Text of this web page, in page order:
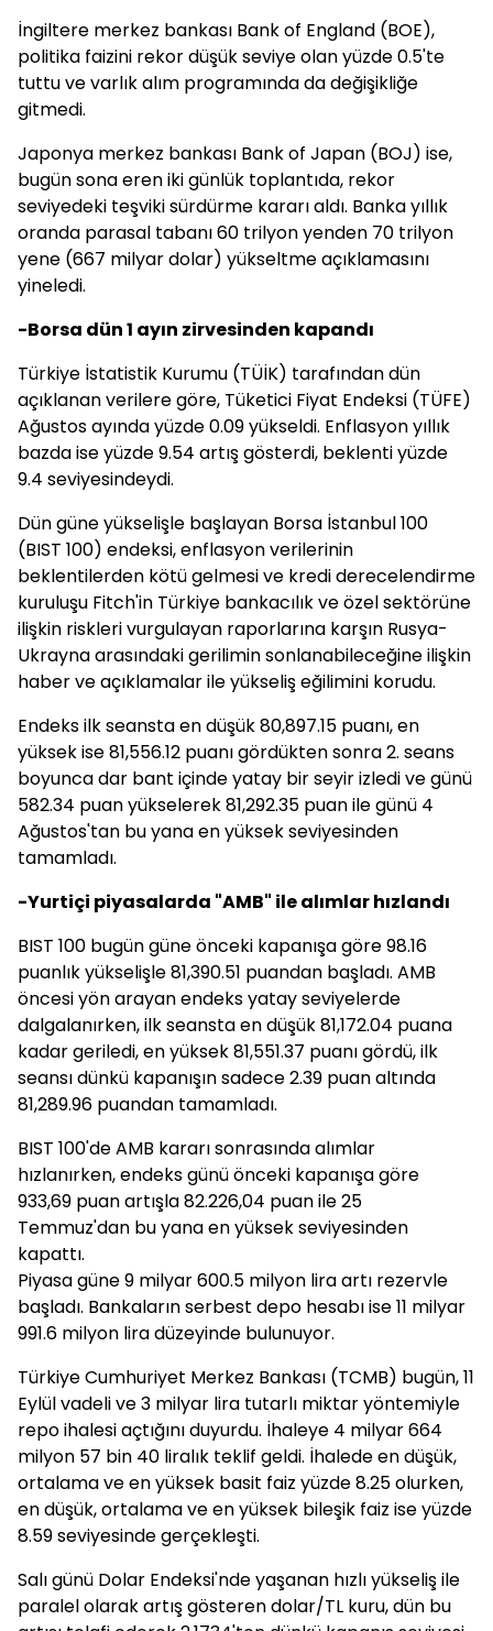
İngiltere merkez bankası Bank of England (BOE),
politika faizini rekor düşük seviye olan yüzde 0.5'te
tuttu ve varlık alım programında da değişikliğe
gitmedi.
Japonya merkez bankası Bank of Japan (BOJ) ise,
bugün sona eren iki günlük toplantıda, rekor
seviyedeki teşviki sürdürme kararı aldı. Banka yıllık
oranda parasal tabanı 60 trilyon yenden 70 trilyon
yene (667 milyar dolar) yükseltme açıklamasını
yineledi.
-Borsa dün 1 ayın zirvesinden kapandı
Türkiye İstatistik Kurumu (TÜİK) tarafından dün
açıklanan verilere göre, Tüketici Fiyat Endeksi (TÜFE)
Ağustos ayında yüzde 0.09 yükseldi. Enflasyon yıllık
bazda ise yüzde 9.54 artış gösterdi, beklenti yüzde
9.4 seviyesindeydi.
Dün güne yükselişle başlayan Borsa İstanbul 100
(BIST 100) endeksi, enflasyon verilerinin
beklentilerden kötü gelmesi ve kredi derecelendirme
kuruluşu Fitch'in Türkiye bankacılık ve özel sektörüne
ilişkin riskleri vurgulayan raporlarına karşın Rusya-
Ukrayna arasındaki gerilimin sonlanabileceğine ilişkin
haber ve açıklamalar ile yükseliş eğilimini korudu.
Endeks ilk seansta en düşük 80,897.15 puanı, en
yüksek ise 81,556.12 puanı gördükten sonra 2. seans
boyunca dar bant içinde yatay bir seyir izledi ve günü
582.34 puan yükselerek 81,292.35 puan ile günü 4
Ağustos'tan bu yana en yüksek seviyesinden
tamamladı.
-Yurtiçi piyasalarda "AMB" ile alımlar hızlandı
BIST 100 bugün güne önceki kapanışa göre 98.16
puanlık yükselişle 81,390.51 puandan başladı. AMB
öncesi yön arayan endeks yatay seviyelerde
dalgalanırken, ilk seansta en düşük 81,172.04 puana
kadar geriledi, en yüksek 81,551.37 puanı gördü, ilk
seansı dünkü kapanışın sadece 2.39 puan altında
81,289.96 puandan tamamladı.
BIST 100'de AMB kararı sonrasında alımlar
hızlanırken, endeks günü önceki kapanışa göre
933,69 puan artışla 82.226,04 puan ile 25
Temmuz'dan bu yana en yüksek seviyesinden
kapattı.
Piyasa güne 9 milyar 600.5 milyon lira artı rezervle
başladı. Bankaların serbest depo hesabı ise 11 milyar
991.6 milyon lira düzeyinde bulunuyor.
Türkiye Cumhuriyet Merkez Bankası (TCMB) bugün, 11
Eylül vadeli ve 3 milyar lira tutarlı miktar yöntemiyle
repo ihalesi açtığını duyurdu. İhaleye 4 milyar 664
milyon 57 bin 40 liralık teklif geldi. İhalede en düşük,
ortalama ve en yüksek basit faiz yüzde 8.25 olurken,
en düşük, ortalama ve en yüksek bileşik faiz ise yüzde
8.59 seviyesinde gerçekleşti.
Salı günü Dolar Endeksi'nde yaşanan hızlı yükseliş ile
paralel olarak artış gösteren dolar/TL kuru, dün bu